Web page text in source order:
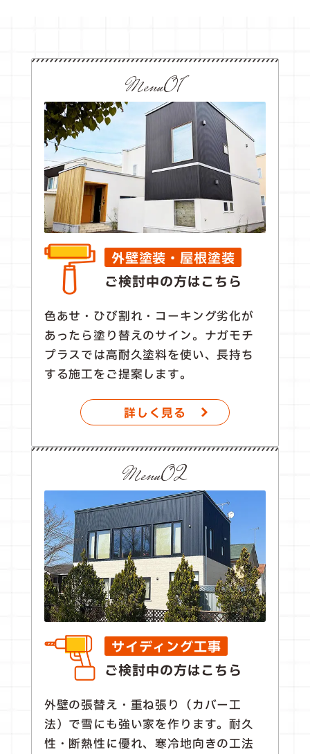
Menu01
外壁塗装・屋根塗装
ご検討中の方はこちら
色あせ・ひび割れ・コーキング劣化が
あったら塗り替えのサイン。ナガモチ
プラスでは高耐久塗料を使い、長持ち
する施工をご提案します。
詳しく見る
Menu02
サイディング工事
ご検討中の方はこちら
外壁の張替え・重ね張り（カバー工
法）で雪にも強い家を作ります。耐久
性・断熱性に優れ、寒冷地向きの工法